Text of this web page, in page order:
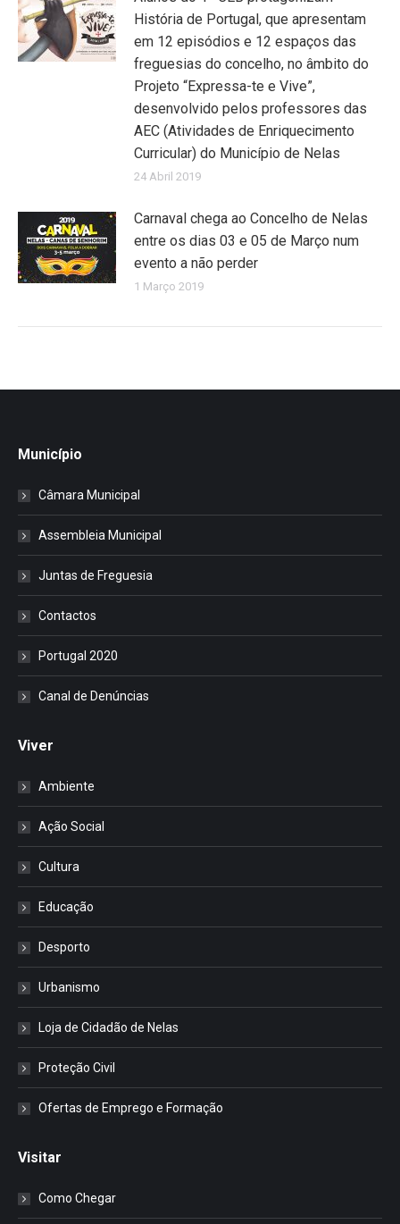
História de Portugal, que apresentam
em 12 episódios e 12 espaços das
freguesias do concelho, no âmbito do
Projeto “Expressa-te e Vive”,
desenvolvido pelos professores das
AEC (Atividades de Enriquecimento
Curricular) do Município de Nelas
24 Abril 2019
Carnaval chega ao Concelho de Nelas
entre os dias 03 e 05 de Março num
evento a não perder
1 Março 2019
Município
Câmara Municipal
Assembleia Municipal
Juntas de Freguesia
Contactos
Portugal 2020
Canal de Denúncias
Viver
Ambiente
Ação Social
Cultura
Educação
Desporto
Urbanismo
Loja de Cidadão de Nelas
Proteção Civil
Ofertas de Emprego e Formação
Visitar
Como Chegar